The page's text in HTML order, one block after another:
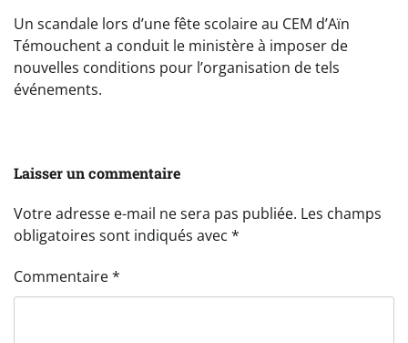
Un scandale lors d’une fête scolaire au CEM d’Aïn
Témouchent a conduit le ministère à imposer de
nouvelles conditions pour l’organisation de tels
événements.
Laisser un commentaire
Votre adresse e-mail ne sera pas publiée. Les champs
obligatoires sont indiqués avec *
Commentaire*